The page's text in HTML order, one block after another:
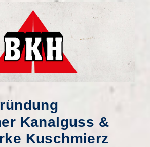
Kanalguss &
Kuschmierz